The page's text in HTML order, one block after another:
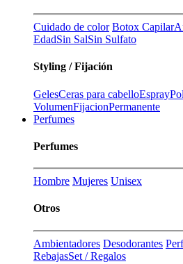
Cuidado de color Botox Capilar
EdadSin SalSin Sulfato
Styling / Fijación
GelesCeras para cabelloEspray
VolumenFijacionPermanente
Perfumes
Perfumes
Hombre Mujeres Unisex
Otros
Ambientadores Desodorantes
RebajasSet / Regalos